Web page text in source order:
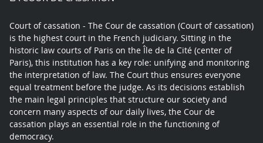
Court of cassation - The Cour de cassation (Court of cassation)
is the highest court in the French judiciary. Sitting in the
historic law courts of Paris on the Île de la Cité (center of
Paris), this institution has a key role: unifying and monitoring
the interpretation of law. The Court thus ensures everyone
equal treatment before the judge. As its decisions establish
the main legal principles that structure our society and
concern many aspects of our daily lives, the Cour de
cassation plays an essential role in the functioning of
democracy.